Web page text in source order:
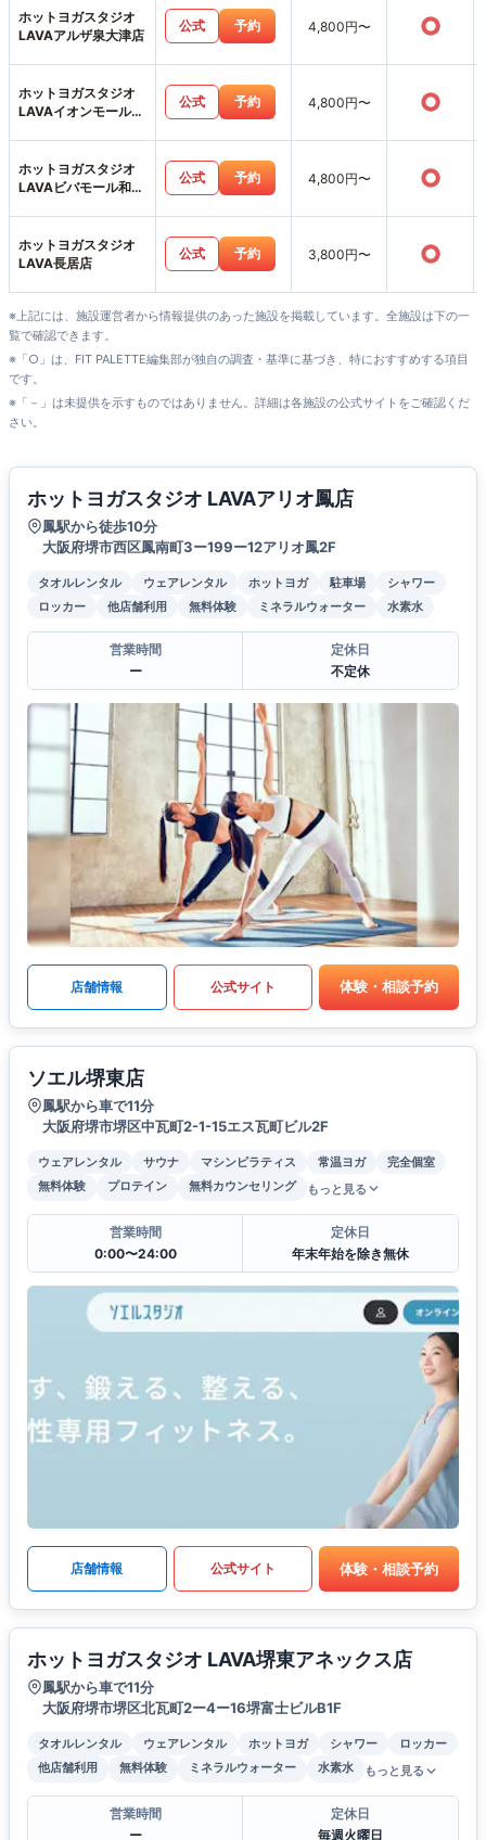
ホットヨガスタジオ
LAVAアルザ泉大津店
公式 予約 4,800円〜 ○
ホットヨガスタジオ
LAVAイオンモール堺
公式 予約 4,800円〜 ○
ホットヨガスタジオ
LAVAビバモール和泉
公式 予約 4,800円〜 ○
ホットヨガスタジオ
LAVA長居店
公式 予約 3,800円〜 ○
※上記には、施設運営者から情報提供のあった施設を掲載しています。全施設は下の一
覧で確認できます。
※「○」は、FIT PALETTE編集部が独自の調査・基準に基づき、特におすすめする項目
です。
※「－」は未提供を示すものではありません。詳細は各施設の公式サイトをご確認くだ
さい。
ホットヨガスタジオ LAVAアリオ鳳店
鳳駅から徒歩10分
大阪府堺市西区鳳南町3ー199ー12アリオ鳳2F
タオルレンタル ウェアレンタル ホットヨガ 駐車場
シャワー
ロッカー
他店舗利用 無料体験 ミネラルウォーター 水素水
営業時間
ー
定休日
不定休
店舗情報 公式サイト 体験・相談予約
ソエル堺東店
鳳駅から車で11分
大阪府堺市堺区中瓦町2-1-15エス瓦町ビル2F
ウェアレンタル サウナ マシンピラティス 常温ヨガ
完全個室
無料体験
プロテイン 無料カウンセリング もっと見る
営業時間
0:00〜24:00
定休日
年末年始を除き無休
店舗情報 公式サイト 体験・相談予約
ホットヨガスタジオ LAVA堺東アネックス店
鳳駅から車で11分
大阪府堺市堺区北瓦町2ー4ー16堺富士ビルB1F
タオルレンタル ウェアレンタル ホットヨガ シャワー
ロッカー
他店舗利用
無料体験 ミネラルウォーター 水素水 もっと見る
営業時間
ー
定休日
毎週火曜日